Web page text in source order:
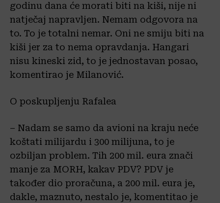
godinu dana će morati biti na kiši, nije ni
natječaj napravljen. Nemam odgovora na
to. To je totalni nemar. Oni ne smiju biti na
kiši jer za to nema opravdanja. Hangari
nisu kineski zid, to je jednostavan posao,
komentirao je Milanović.
O poskupljenju Rafalea
– Nadam se samo da avioni na kraju neće
koštati milijardu i 300 milijuna, to je
ozbiljan problem. Tih 200 mil. eura znači
manje za MORH, kakav PDV? PDV je
također dio proračuna, a 200 mil. eura je,
dakle, maznuto, nestalo je, komentitao je